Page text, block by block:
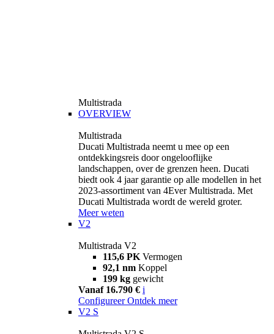
Multistrada
OVERVIEW
Multistrada
Ducati Multistrada neemt u mee op een
ontdekkingsreis door ongelooflijke
landschappen, over de grenzen heen. Ducati
biedt ook 4 jaar garantie op alle modellen in het
2023-assortiment van 4Ever Multistrada. Met
Ducati Multistrada wordt de wereld groter.
Meer weten
V2
Multistrada V2
115,6 PK Vermogen
92,1 nm Koppel
199 kg gewicht
Vanaf 16.790 € i
Configureer Ontdek meer
V2 S